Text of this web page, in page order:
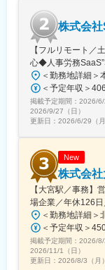
変更の範囲：
株式会
【フルリモート／
心◆人事労務
掲載予定期間： 2026/6/
2026/9/27（日）
更新日： 2026/6/29（月
New
株式会
【大宮駅／事務】
場企業／年休126
掲載予定期間： 2026/8/
2026/11/1（日）
更新日： 2026/8/3（月）